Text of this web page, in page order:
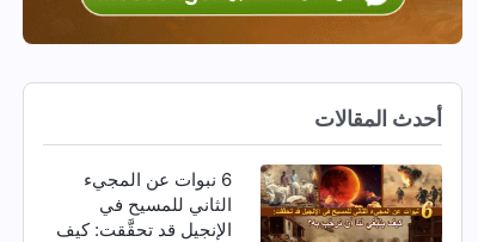
أحدث المقالات
6 نبوات عن المجيء
الثاني للمسيح في
الإنجيل قد تحقَّقت: كيف